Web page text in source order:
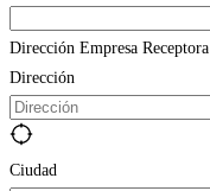
Dirección Empresa Receptora
Dirección
Ciudad